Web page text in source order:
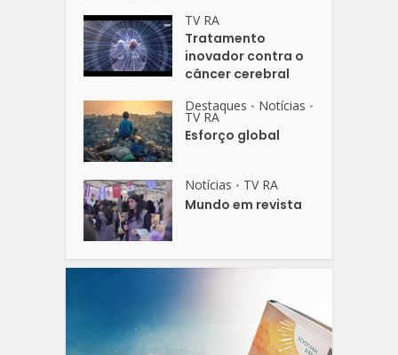
TV RA
Tratamento
inovador contra o
câncer cerebral
Destaques • Notícias •
TV RA
Esforço global
Notícias • TV RA
Mundo em revista